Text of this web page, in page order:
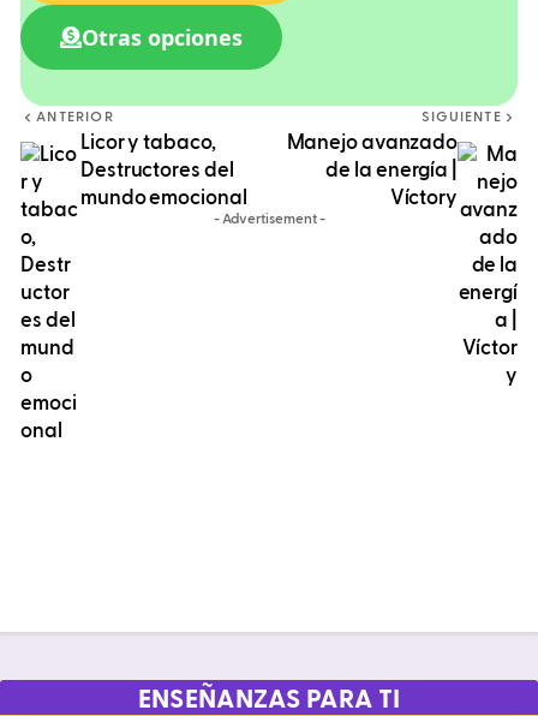
Otras opciones
ANTERIOR
Licor y tabaco,
Destructores del
mundo emocional
SIGUIENTE
Manejo avanzado
de la energía |
Víctory
- Advertisement -
ENSEÑANZAS PARA TI